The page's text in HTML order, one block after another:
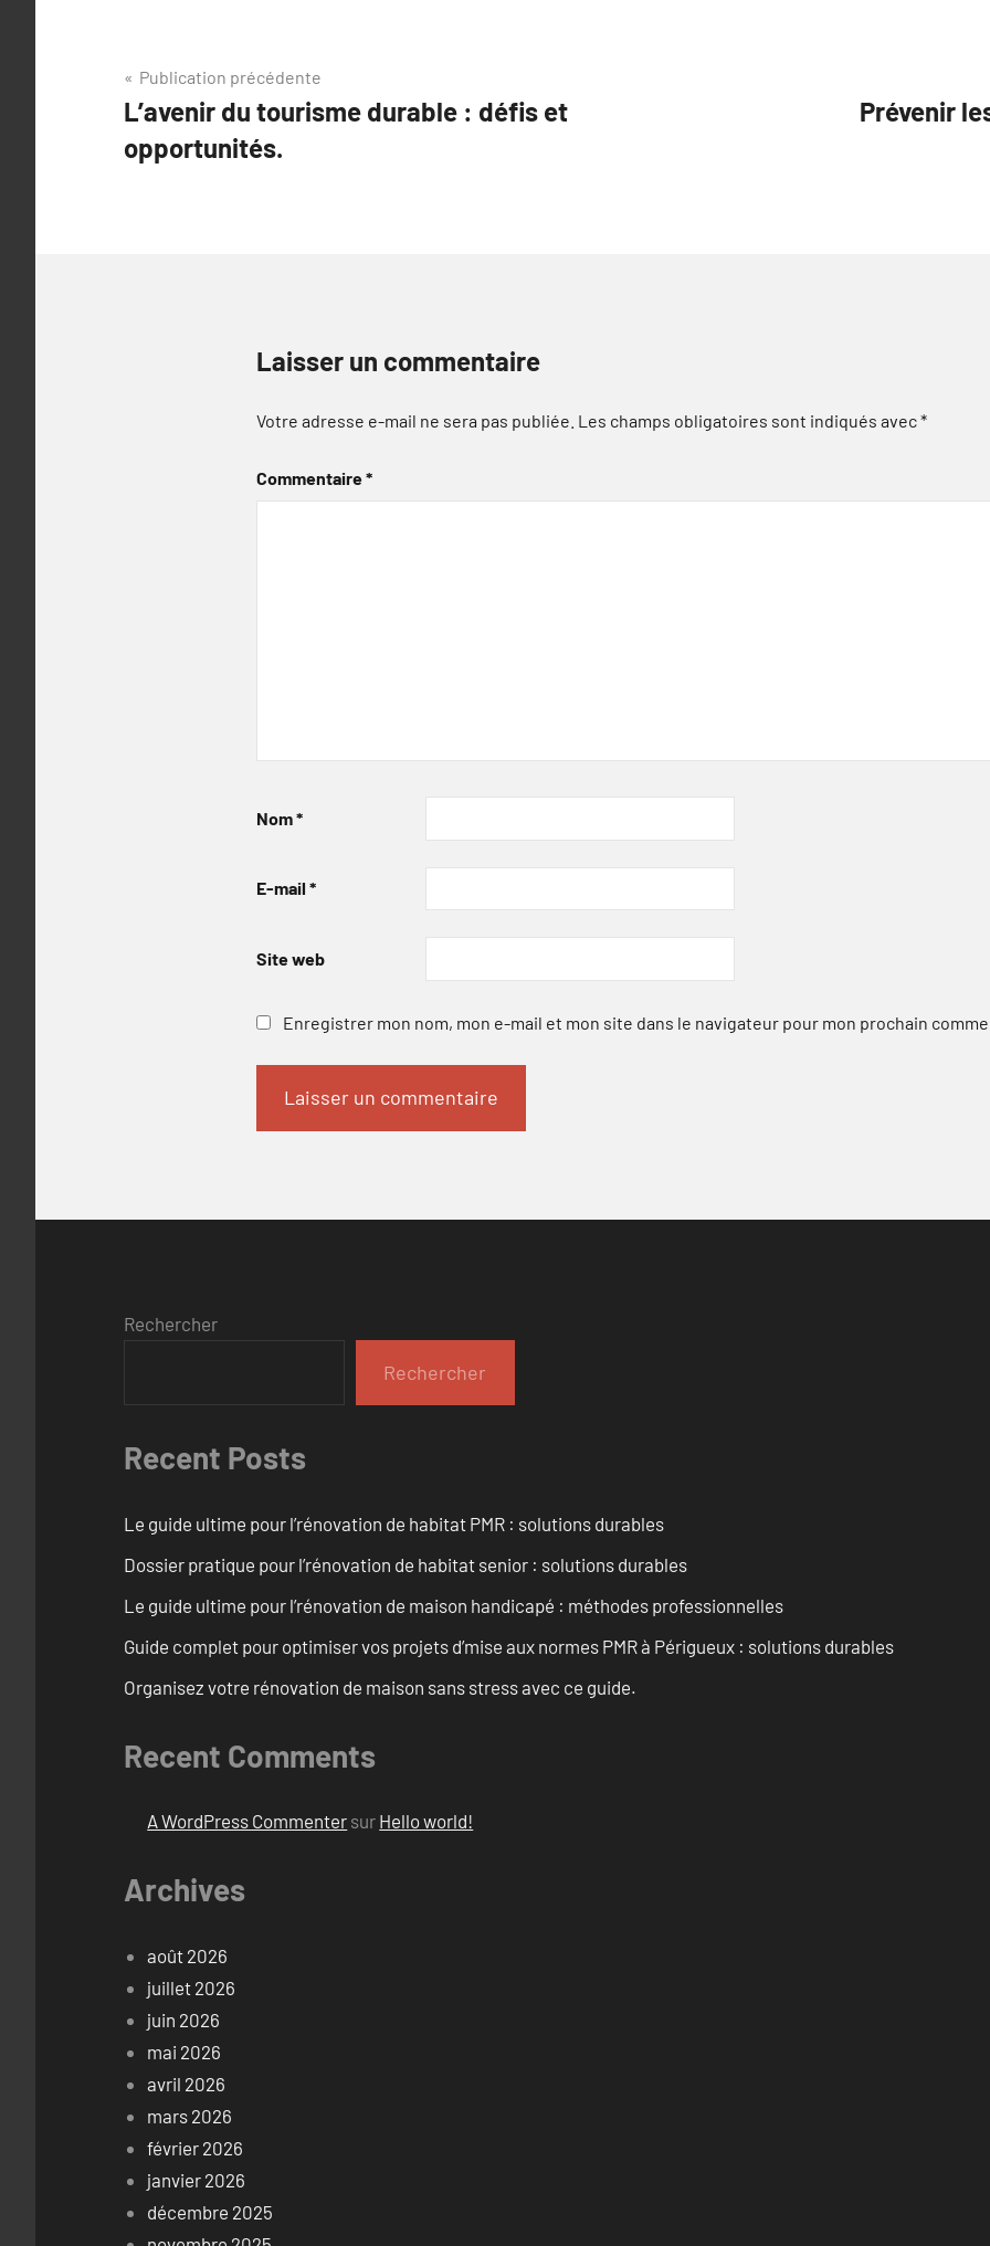
Navigation
de
l’article
Publication précédente
L’avenir du tourisme durable : défis et
opportunités.
Prévenir
Laisser un commentaire
Votre adresse e-mail ne sera pas publiée. Les champs obligatoires sont indiqués avec*
Commentaire*
Nom*
E-mail *
Site web
Enregistrer mon nom, mon e-mail et mon site dans le navigateur pour mon prochain
Rechercher
Rechercher
Recent Posts
Le guide ultime pour l’rénovation de habitat PMR : solutions durables
Dossier pratique pour l’rénovation de habitat senior : solutions durables
Le guide ultime pour l’rénovation de maison handicapé : méthodes professionnelles
Guide complet pour optimiser vos projets d’mise aux normes PMR à Périgueux : solutions durables
Organisez votre rénovation de maison sans stress avec ce guide.
Recent Comments
A WordPress Commenter sur Hello world!
Archives
août 2026
juillet 2026
juin 2026
mai 2026
avril 2026
mars 2026
février 2026
janvier 2026
décembre 2025